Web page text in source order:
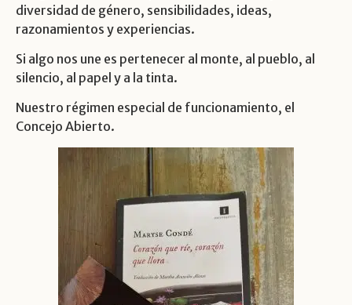
diversidad de género, sensibilidades, ideas,
razonamientos y experiencias.
Si algo nos une es pertenecer al monte, al pueblo, al
silencio, al papel y a la tinta.
Nuestro régimen especial de funcionamiento, el
Concejo Abierto.